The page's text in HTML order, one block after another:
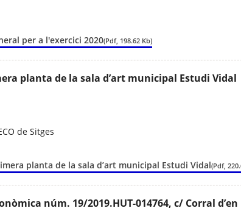
per a l'exercici 2020(Pdf, 198.62 Kb)
planta de la sala d’art municipal Estudi Vidal
de Sitges
planta de la sala d’art municipal Estudi Vidal(Pdf,
núm. 19/2019.HUT-014764, c/ Corral d’en